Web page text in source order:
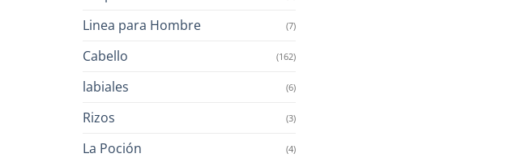
Linea para Hombre (7)
Cabello (162)
labiales (6)
Rizos (3)
La Poción (4)